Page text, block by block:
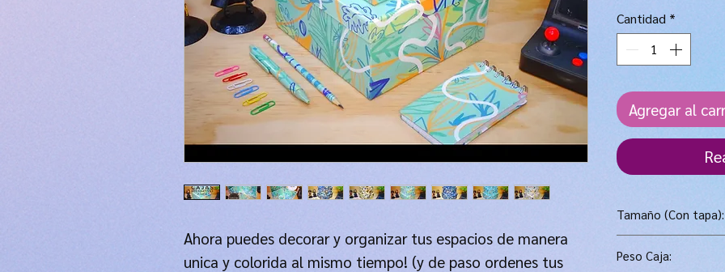
Ahora puedes decorar y organizar tus espacios de manera
unica y colorida al mismo tiempo! (y de paso ordenes tus
Cantidad *
Agregar al
Tamaño (Con tapa):
Pequeña:
Peso Caja: